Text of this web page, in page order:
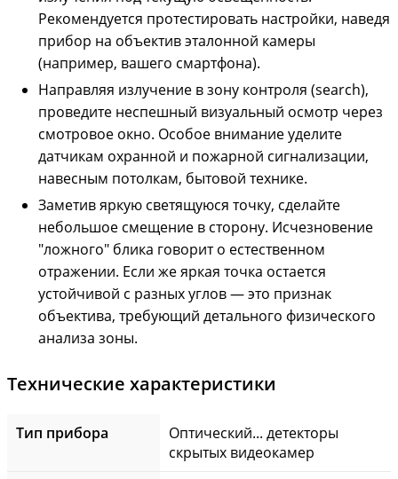
Рекомендуется протестировать настройки, наведя
прибор на объектив эталонной камеры
(например, вашего смартфона).
Направляя излучение в зону контроля (search),
проведите неспешный визуальный осмотр через
смотровое окно. Особое внимание уделите
датчикам охранной и пожарной сигнализации,
навесным потолкам, бытовой технике.
Заметив яркую светящуюся точку, сделайте
небольшое смещение в сторону. Исчезновение
"ложного" блика говорит о естественном
отражении. Если же яркая точка остается
устойчивой с разных углов — это признак
объектива, требующий детального физического
анализа зоны.
Технические характеристики
Тип прибора
Оптический... детекторы
скрытых видеокамер